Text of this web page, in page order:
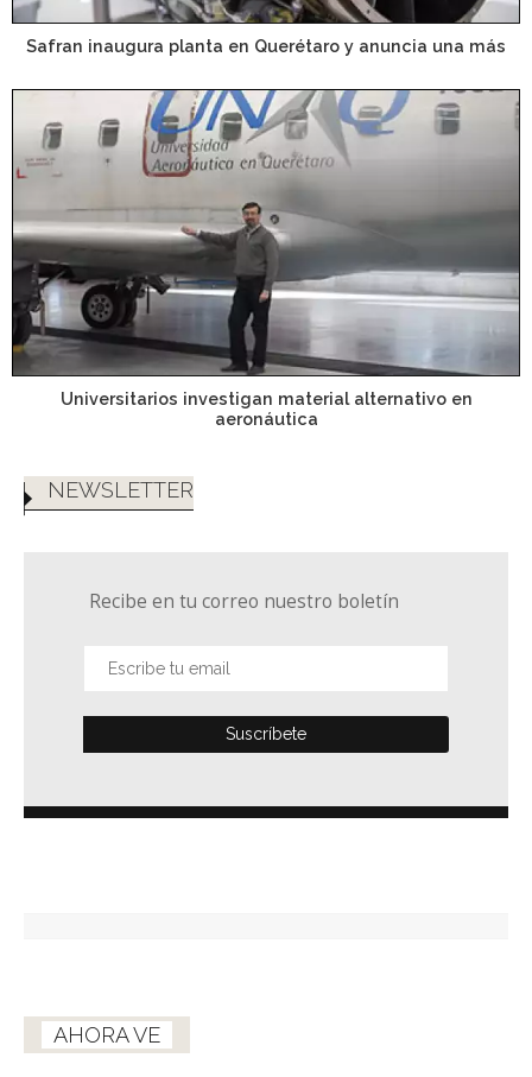
Safran inaugura planta en Querétaro y anuncia una más
Universitarios investigan material alternativo en
aeronáutica
NEWSLETTER
Recibe en tu correo nuestro boletín
AHORA VE